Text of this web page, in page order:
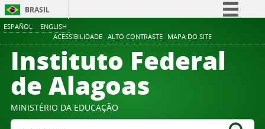
ESPAÑOL ENGLISH
ACESSIBILIDADE ALTO CONTRASTE MAPA DO SITE
BRASIL
Comunica BR
Participe
Canais
Instituto Federal
de Alagoas
MINISTÉRIO DA EDUCAÇÃO
Buscar no portal